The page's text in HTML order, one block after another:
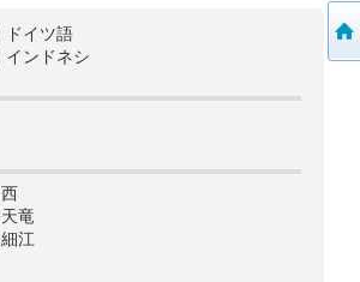
ドイツ語
インドネシ
西
天竜
細江